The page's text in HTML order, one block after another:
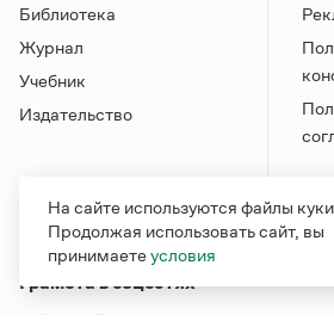
Библиотека
Журнал
Учебник
Издательство
Грамота в соцсетях
На сайте используются файлы
Продолжая использовать сайт, вы
принимаетеусловия